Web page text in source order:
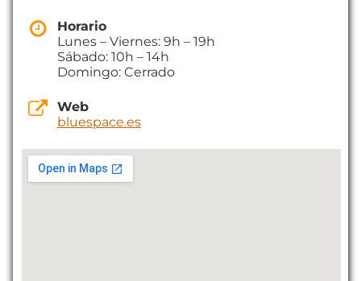
Horario
Lunes – Viernes: 9h – 19h
Sábado: 10h – 14h
Domingo: Cerrado
Web
bluespace.es